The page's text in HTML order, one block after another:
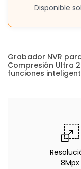
Disponible
Grabador NVR
Compresión Ultra
funciones
8Mpx